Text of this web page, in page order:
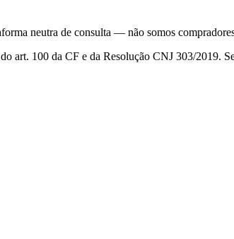
neutra de consulta — não somos
art. 100 da CF e da Resolução CNJ 303/2019.